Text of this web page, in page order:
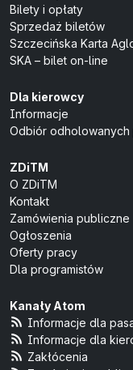
Bilety i opłaty
Sprzedaż biletów
Szczecińska Karta
SKA – bilet on-line
Dla kierowcy
Informacje
Odbiór
ZDiTM
O ZDiTM
Kontakt
Zamówienia publiczne
Ogłoszenia
Oferty pracy
Dla programistów
Kanały Atom
Informacje dla
Informacje dla
Zakłócenia